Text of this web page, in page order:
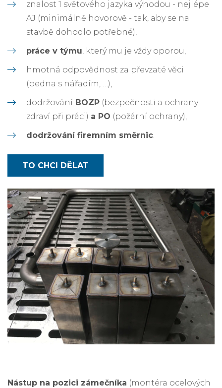
znalost 1 světového jazyka výhodou - nejlépe
AJ (minimálně hovorově - tak, aby se na
stavbě dohodlo potřebné),
práce v týmu, který mu je vždy oporou,
hmotná odpovědnost za převzaté věci
(bedna s nářadím, …),
dodržování BOZP (bezpečnosti a ochrany
zdraví při práci) a PO (požární ochrany),
dodržování firemním směrnic.
TO CHCI DĚLAT
Nástup na pozici zámečníka (montéra ocelových